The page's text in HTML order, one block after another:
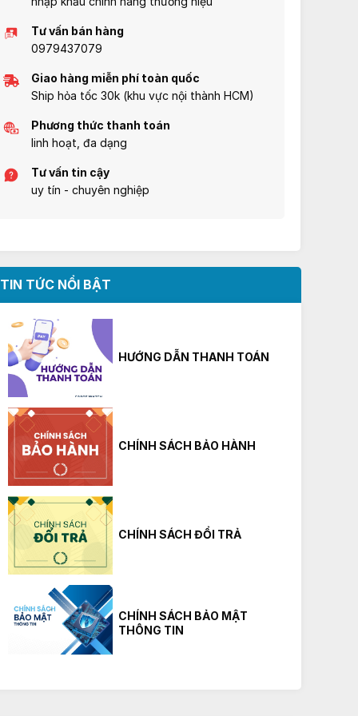
Tư vấn bán hàng
0979437079
Giao hàng miễn phí toàn quốc
Ship hỏa tốc 30k (khu vực nội thành HCM)
Phương thức thanh toán
linh hoạt, đa dạng
Tư vấn tin cậy
uy tín - chuyên nghiệp
CASIO MTP-1384D-1A
2.694.000₫ Giá
gốc
2.694.000₫.
2.190.000
Mua hàng
TIN TỨC NỔI BẬT
HƯỚNG DẪN THANH TOÁN
CHÍNH SÁCH BẢO HÀNH
CHÍNH SÁCH ĐỔI TRẢ
CHÍNH SÁCH BẢO MẬT
THÔNG TIN